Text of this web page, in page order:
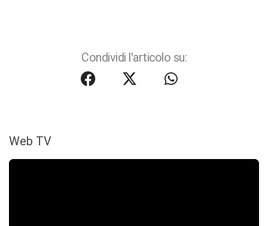
Condividi l'articolo su:
Web TV